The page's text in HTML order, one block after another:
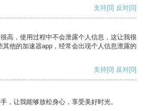
支持[0] 反对[0]
高，使用过程中不会泄露个人信息，这让我很
他的加速器app，经常会出现个人信息泄露的
支持[0] 反对[0]
，让我能够放松身心，享受美好时光。